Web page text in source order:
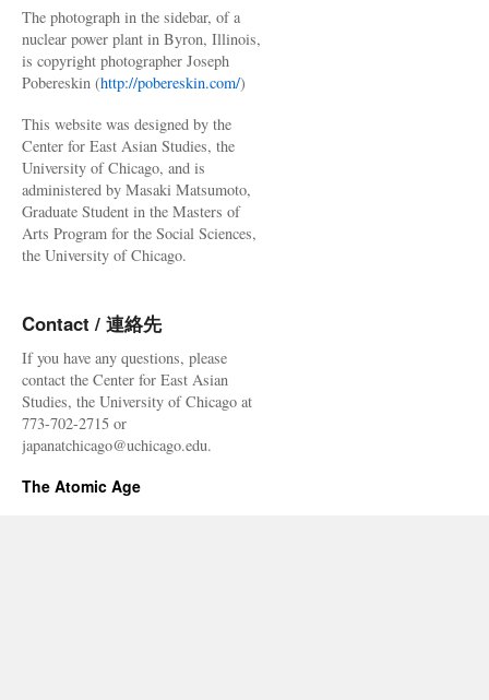
The photograph in the sidebar, of a
nuclear power plant in Byron, Illinois,
is copyright photographer Joseph
Pobereskin (http://pobereskin.com/)
This website was designed by the
Center for East Asian Studies, the
University of Chicago, and is
administered by Masaki Matsumoto,
Graduate Student in the Masters of
Arts Program for the Social Sciences,
the University of Chicago.
Contact / 連絡先
If you have any questions, please
contact the Center for East Asian
Studies, the University of Chicago at
773-702-2715 or
japanatchicago@uchicago.edu.
The Atomic Age